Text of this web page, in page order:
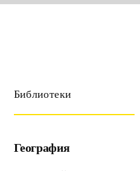
Библиотеки
География